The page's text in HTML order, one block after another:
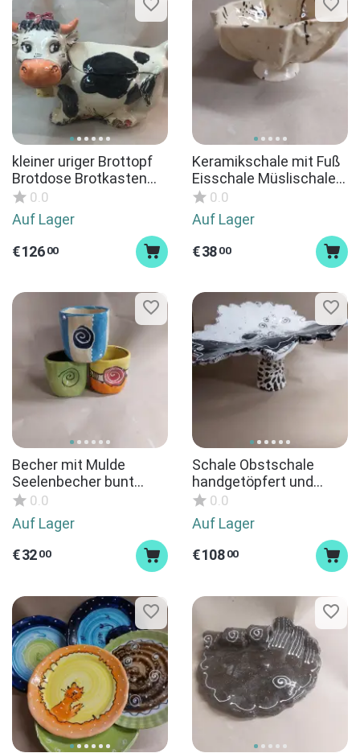
kleiner uriger Brottopf
Brotdose Brotkasten
für kleine Haushalte als
KUH - wird produziert
nach Kauf
0.0
Auf Lager
€126 00
Keramikschale mit Fuß
Eisschale Müslischale
Dessertschale Keramik
Unikat
0.0
Auf Lager
€3800
Becher mit Mulde
Seelenbecher bunt
Keramik handgemacht -
werden hergestellt bei
Kauf
0.0
Auf Lager
€3200
Schale Obstschale
handgetöpfert und
handbemalt in schwarz
weiß Keramik - Unikat
0.0
Auf Lager
€108 00